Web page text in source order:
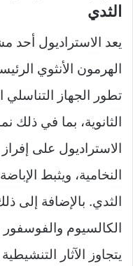
الثدي
يعد الاستراديول أحد
الهرمون الأنثوي
تطور الجهاز
الثانوية، بما في ذلك
الاستراديول على
النخامية، ويثبط
الثدي. بالإضافة إلى
الكالسيوم
يتجاوز الآثار